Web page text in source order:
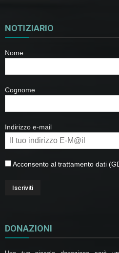
NOTIZIARIO
Nome
Cognome
Indirizzo e-mail
Acconsento al trattamento dati
DONAZIONI